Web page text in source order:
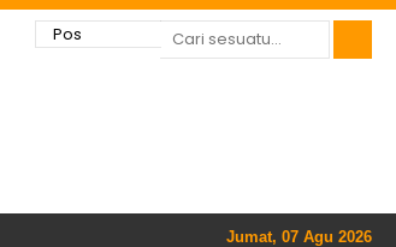
Jumat, 07 Agu 2026